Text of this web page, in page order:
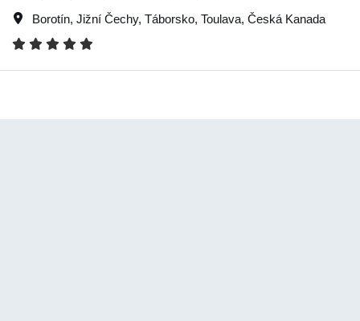
Borotín, Jižní Čechy, Táborsko, Toulava, Česká Kanada